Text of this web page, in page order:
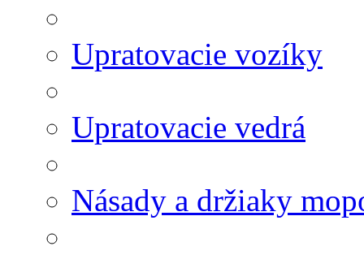
Upratovacie vozíky
Upratovacie vedrá
Násady a držiaky